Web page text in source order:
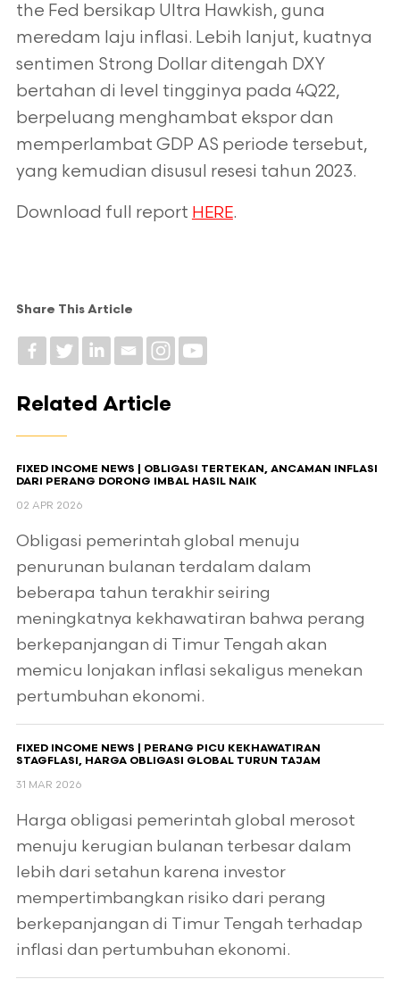
the Fed bersikap Ultra Hawkish, guna
meredam laju inflasi. Lebih lanjut, kuatnya
sentimen Strong Dollar ditengah DXY
bertahan di level tingginya pada 4Q22,
berpeluang menghambat ekspor dan
memperlambat GDP AS periode tersebut,
yang kemudian disusul resesi tahun 2023.
Download full report HERE.
Share This Article
Related Article
FIXED INCOME NEWS | OBLIGASI TERTEKAN, ANCAMAN INFLASI
DARI PERANG DORONG IMBAL HASIL NAIK
02 APR 2026
Obligasi pemerintah global menuju
penurunan bulanan terdalam dalam
beberapa tahun terakhir seiring
meningkatnya kekhawatiran bahwa perang
berkepanjangan di Timur Tengah akan
memicu lonjakan inflasi sekaligus menekan
pertumbuhan ekonomi.
FIXED INCOME NEWS | PERANG PICU KEKHAWATIRAN
STAGFLASI, HARGA OBLIGASI GLOBAL TURUN TAJAM
31 MAR 2026
Harga obligasi pemerintah global merosot
menuju kerugian bulanan terbesar dalam
lebih dari setahun karena investor
mempertimbangkan risiko dari perang
berkepanjangan di Timur Tengah terhadap
inflasi dan pertumbuhan ekonomi.